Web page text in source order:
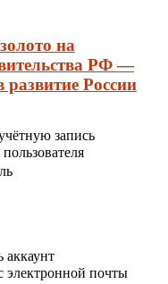
на
РФ —
России
запись
аккаунт
электронной почты